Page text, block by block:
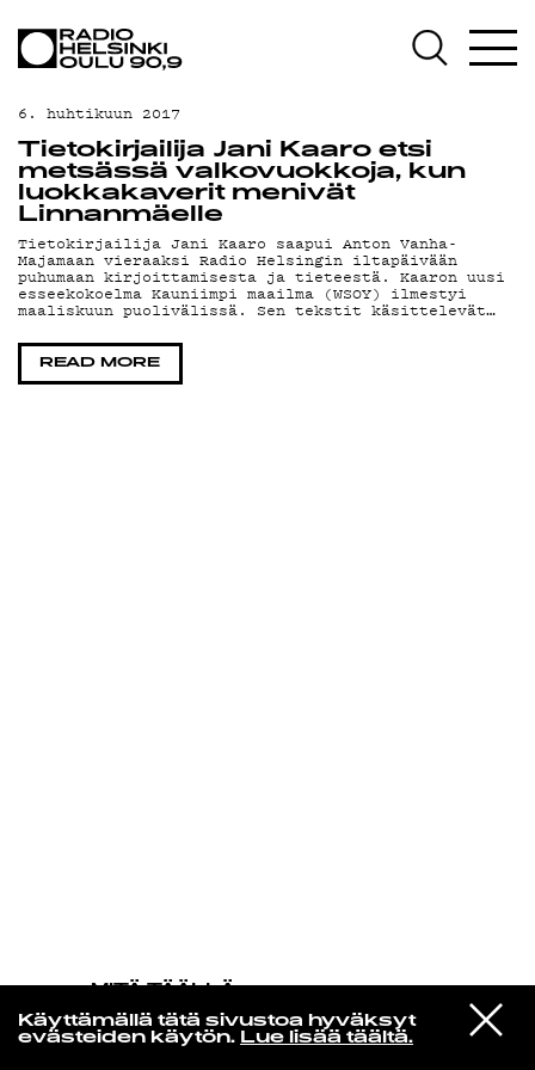
Käyttämällä tätä sivustoa hyväksyt
evästeiden käytön. Lue lisää täältä.
VIESTI
STUDIOON
MITÄ TÄÄLLÄ
Magdalena Bay
Love Is Everywhere
AJANKOHTAISTA
OHJELMAT
TEKIJÄT
ON-DEMAND
PODCAST
MAINOSTA
YHTEYSTIEDOT
6. huhtikuun 2017
Tietokirjailija Jani Kaaro etsi
metsässä valkovuokkoja, kun
luokkakaverit menivät
Linnanmäelle
Tietokirjailija Jani Kaaro saapui Anton Vanha-
Majamaan vieraaksi Radio Helsingin iltapäivään
puhumaan kirjoittamisesta ja tieteestä. Kaaron uusi
esseekokoelma Kauniimpi maailma (WSOY) ilmestyi
maaliskuun puolivälissä. Sen tekstit käsittelevät…
READ MORE